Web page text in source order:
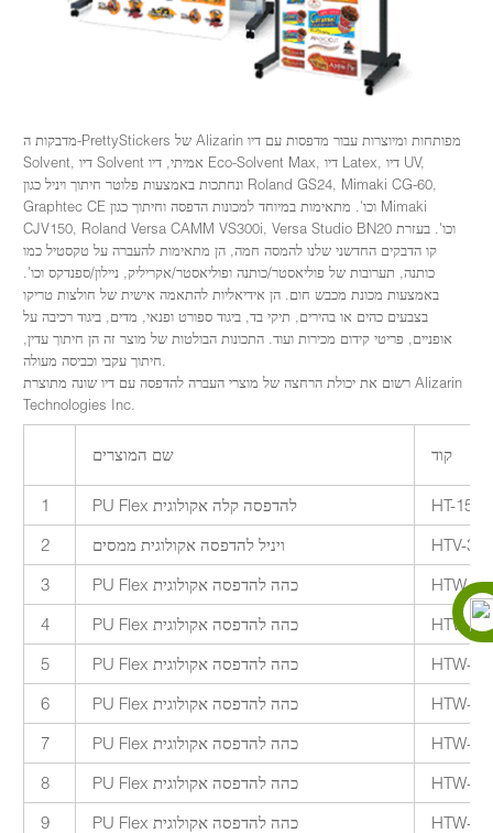
מדבקות ה-PrettyStickers של Alizarin מפותחות ומיוצרות עבור מדפסות עם דיו
Solvent, דיו Solvent אמיתי, דיו Eco-Solvent Max, דיו Latex, דיו UV,
ונחתכות באמצעות פלוטר חיתוך ויניל כגון Roland GS24, Mimaki CG-60,
Graphtec CE וכו'. מתאימות במיוחד למכונות הדפסה וחיתוך כגון Mimaki
CJV150, Roland Versa CAMM VS300i, Versa Studio BN20 וכו'. בעזרת
קו הדבקים החדשני שלנו להמסה חמה, הן מתאימות להעברה על טקסטיל כמו
כותנה, תערובות של פוליאסטר/כותנה ופוליאסטר/אקריליק, ניילון/ספנדקס וכו'.
באמצעות מכונת מכבש חום. הן אידיאליות להתאמה אישית של חולצות טריקו
בצבעים כהים או בהירים, תיקי בד, ביגוד ספורט ופנאי, מדים, ביגוד רכיבה על
אופניים, פריטי קידום מכירות ועוד. התכונות הבולטות של מוצר זה הן חיתוך עדין,
רשום את יכולת הרחצה של מוצרי העברה להדפסה עם דיו שונה מתוצרת Alizarin
Technologies Inc.
שם המוצרים קוד
1 PU Flex להדפסה קלה אקולוגית
HT-150S
2
ויניל להדפסה אקולוגית ממסים
HTV-
3
PU Flex כהה להדפסה אקולוגית
HTW-
4
PU Flex כהה להדפסה אקולוגית
HTW-
5
PU Flex כהה להדפסה אקולוגית
HTW-
6
PU Flex כהה להדפסה אקולוגית
HTW-
7
PU Flex כהה להדפסה אקולוגית
HTW-
8
PU Flex כהה להדפסה אקולוגית
HTW-
9
PU Flex כהה להדפסה אקולוגית
HTW-